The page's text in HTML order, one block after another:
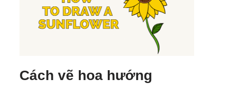
Cách vẽ hoa hướng